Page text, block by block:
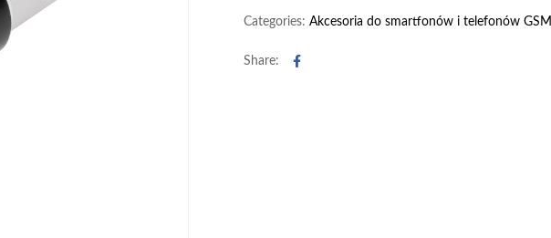
Categories: Akcesoria do smartfonów i telefonów GSM
Share: Facebook